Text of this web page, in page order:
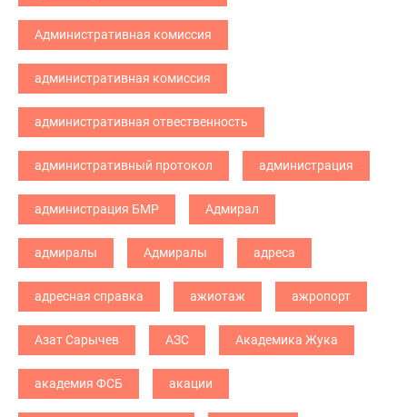
Административная комиссия
административная комиссия
административная отвественность
административный протокол администрация
администрация БМР Адмирал
адмиралы Адмиралы адреса
адресная справка ажиотаж ажропорт
Азат Сарычев АЗС Академика Жука
академия ФСБ акации